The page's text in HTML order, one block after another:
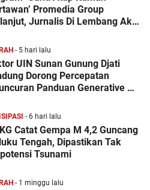
Promedia Group
Jurnalis Di Lembang Akui
- 5 hari lalu
UIN Sunan Gunung Djati
Dorong Percepatan
Panduan Generative AI
- 6 hari lalu
Catat Gempa M 4,2 Guncang
Tengah, Dipastikan Tak
Tsunami
- 1 minggu lalu